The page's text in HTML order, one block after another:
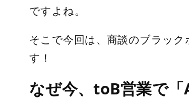
ですよね。
そこで今回は、商談のブラッ
す！
なぜ今、toB営業で